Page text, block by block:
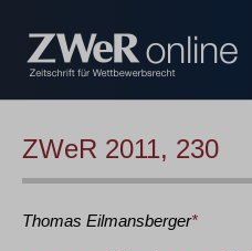
ZWeR 2011, 230
Thomas Eilmansberger*